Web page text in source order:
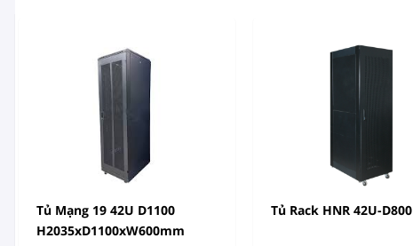
Tủ Mạng 19 42U D1100
H2035xD1100xW600mm
Tủ Rack HNR 42U-D800